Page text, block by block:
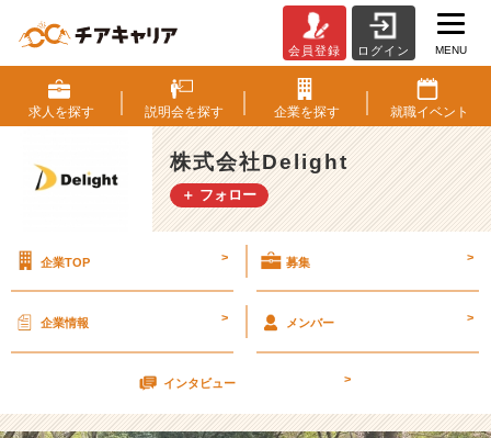
卒
3
年
目
ス
タ
式
D
e
i
会員登録 ログイン MENU
求人を探す 説明会を探す 企業を探す 就職イベント
株式会社Delight
＋ フォロー
企業TOP > 募集 >
企業情報 > メンバー >
インタビュー >